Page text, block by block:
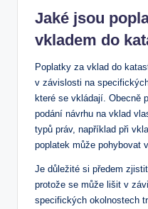
Jaké jsou
vkladem do
Poplatky za vklad do
v závislosti na
které se vkládají. Obecně
podání ‌návrhu na vklad
typů práv, například při⁣
poplatek může pohybovat
Je důležité si předem
protože ⁢se může lišit‍ v
specifických okolnostech⁣